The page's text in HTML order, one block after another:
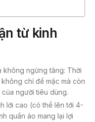
từ kinh
không ngừng tăng: Thời
chỉ để mặc mà còn
người tiêu dùng.
lời cao (có thể lên tới 4-
quần áo mang lại lợi